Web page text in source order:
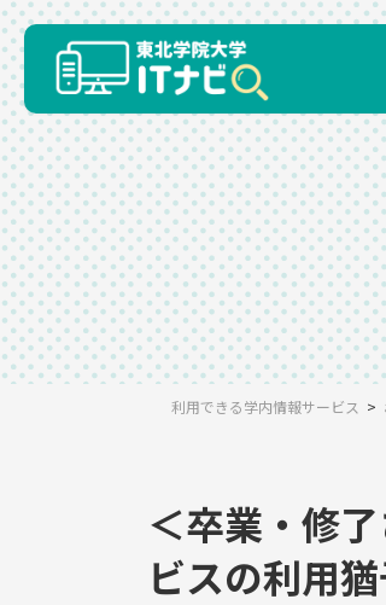
コ
ン
テ
ン
ツ
へ
ス
キ
ッ
プ
ナ
ビ
ゲ
ー
シ
ョ
ン
に
移
動
利用できる学内情報サービス
＜卒業・修
ビスの利用